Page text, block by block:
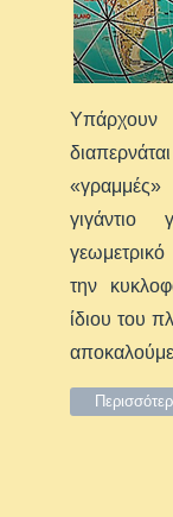
Υπάρχουν
«γραμμές»
την
ίδιου του